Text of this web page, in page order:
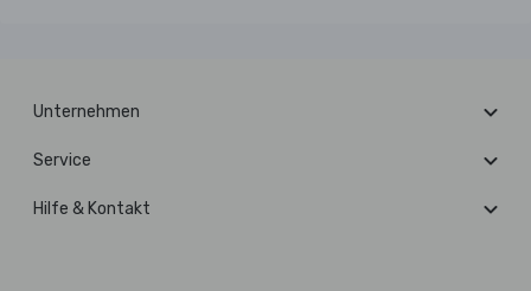
Unternehmen
Service
Hilfe & Kontakt